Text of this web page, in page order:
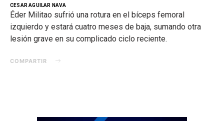
CESAR AGUILAR NAVA
Éder Militao sufrió una rotura en el bíceps femoral
izquierdo y estará cuatro meses de baja, sumando otra
lesión grave en su complicado ciclo reciente.
COMPARTIR